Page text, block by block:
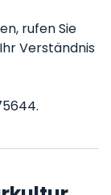
rufen Sie
Verständnis